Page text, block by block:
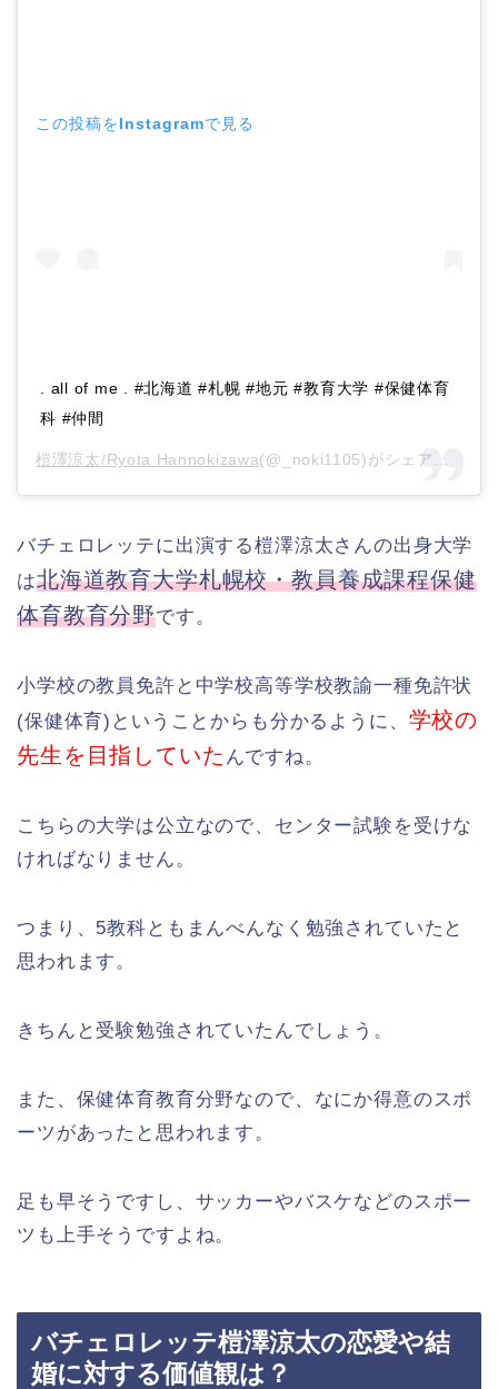
この投稿をInstagramで見る
. all of me . #北海道 #札幌 #地元 #教育大学 #保健体育
科 #仲間
榿澤涼太/Ryota Hannokizawa(@_noki1105)がシェアした投稿 –
バチェロレッテに出演する榿澤涼太さんの出身大学
は北海道教育大学札幌校・教員養成課程保健
体育教育分野です。
小学校の教員免許と中学校高等学校教諭一種免許状
(保健体育)ということからも分かるように、 学校の
先生を目指していた んですね。
こちらの大学は公立なので、センター試験を受けな
ければなりません。
つまり、5教科ともまんべんなく勉強されていたと
思われます。
きちんと受験勉強されていたんでしょう。
また、保健体育教育分野なので、なにか得意のスポ
ーツがあったと思われます。
足も早そうですし、サッカーやバスケなどのスポー
ツも上手そうですよね。
バチェロレッテ榿澤涼太の恋愛や結
婚に対する価値観は？